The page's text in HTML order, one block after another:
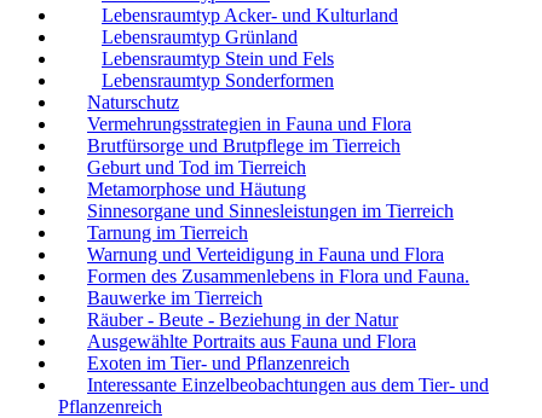
Lebensraumtyp Acker- und Kulturland
Lebensraumtyp Grünland
Lebensraumtyp Stein und Fels
Lebensraumtyp Sonderformen
Naturschutz
Vermehrungsstrategien in Fauna und Flora
Brutfürsorge und Brutpflege im Tierreich
Geburt und Tod im Tierreich
Metamorphose und Häutung
Sinnesorgane und Sinnesleistungen im Tierreich
Tarnung im Tierreich
Warnung und Verteidigung in Fauna und Flora
Formen des Zusammenlebens in Flora und Fauna.
Bauwerke im Tierreich
Räuber - Beute - Beziehung in der Natur
Ausgewählte Portraits aus Fauna und Flora
Exoten im Tier- und Pflanzenreich
Interessante Einzelbeobachtungen aus dem Tier- und
Pflanzenreich